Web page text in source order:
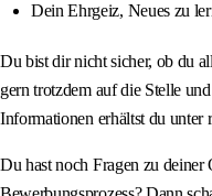
Dein Ehrgeiz, Neues zu
Du bist dir nicht sicher, ob du
gern trotzdem auf die Stelle
Informationen erhältst du unter
Du hast noch Fragen zu